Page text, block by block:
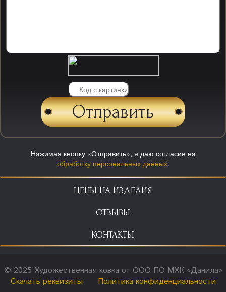
Нажимая кнопку «Отправить», я даю согласие на
обработку персональных данных.
ЦЕНЫ НА ИЗДЕЛИЯ
ОТЗЫВЫ
КОНТАКТЫ
© 2025 Художественная ковка от ООО ПО МХК «Данила»
Скачать реквизиты
Политика конфиденциальности